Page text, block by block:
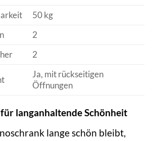
50 kg
2
2
Ja, mit rückseitigen
Öffnungen
langanhaltende Schönheit
lange schön bleibt,